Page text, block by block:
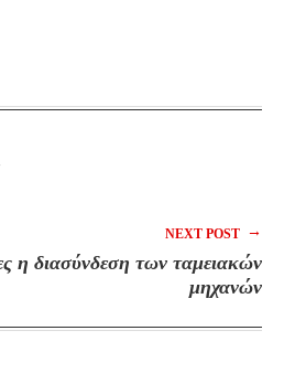
NEXT POST →
η διασύνδεση των ταμειακών
μηχανών